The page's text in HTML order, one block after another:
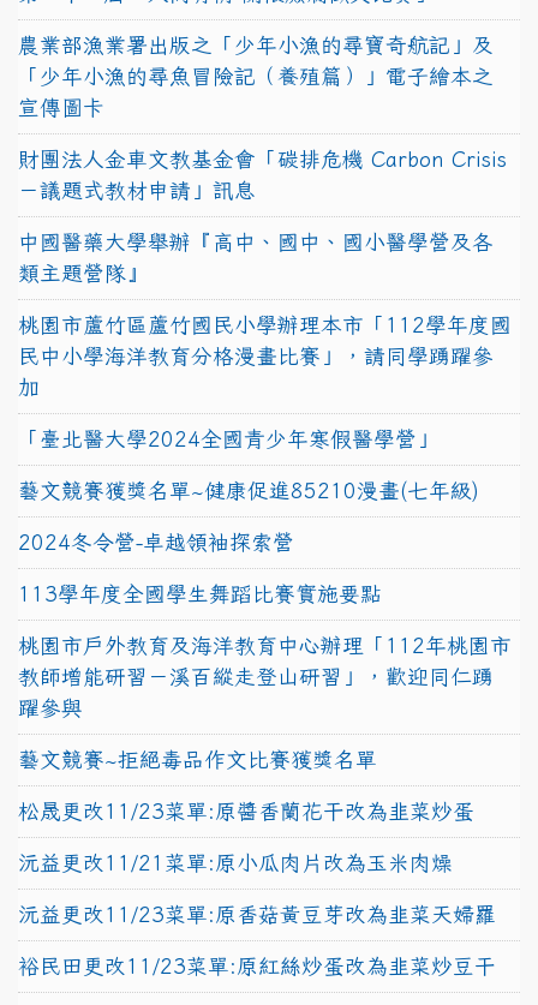
農業部漁業署出版之「少年小漁的尋寶奇航記」及
「少年小漁的尋魚冒險記（養殖篇）」電子繪本之
宣傳圖卡
財團法人金車文教基金會「碳排危機 Carbon Crisis
－議題式教材申請」訊息
中國醫藥大學舉辦『高中、國中、國小醫學營及各
類主題營隊』
桃園市蘆竹區蘆竹國民小學辦理本市「112學年度國
民中小學海洋教育分格漫畫比賽」，請同學踴躍參
加
「臺北醫大學2024全國青少年寒假醫學營」
藝文競賽獲獎名單~健康促進85210漫畫(七年級)
2024冬令營-卓越領袖探索營
113學年度全國學生舞蹈比賽實施要點
桃園市戶外教育及海洋教育中心辦理「112年桃園市
教師增能研習－溪百縱走登山研習」，歡迎同仁踴
躍參與
藝文競賽~拒絕毒品作文比賽獲獎名單
松晟更改11/23菜單:原醬香蘭花干改為韭菜炒蛋
沅益更改11/21菜單:原小瓜肉片改為玉米肉燥
沅益更改11/23菜單:原香菇黃豆芽改為韭菜天婦羅
裕民田更改11/23菜單:原紅絲炒蛋改為韭菜炒豆干